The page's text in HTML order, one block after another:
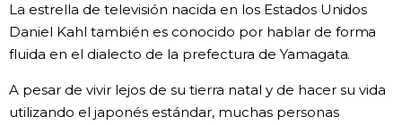
La estrella de televisión nacida en los Estados Unidos
Daniel Kahl también es conocido por hablar de forma
fluida en el dialecto de la prefectura de Yamagata.
A pesar de vivir lejos de su tierra natal y de hacer su vida
utilizando el japonés estándar, muchas personas